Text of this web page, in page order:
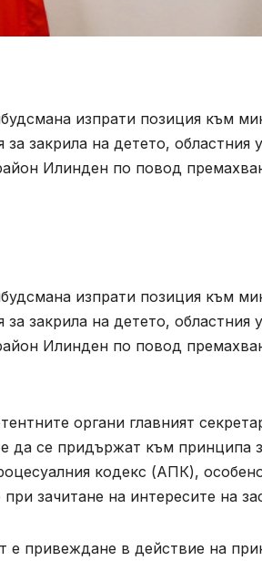
изпрати позиция към
закрила на детето,
Илинден по повод
изпрати позиция към
закрила на детето,
Илинден по повод
органи главният
да се придържат към принципа
кодекс (АПК),
зачитане на интересите на
е привеждане в действие на